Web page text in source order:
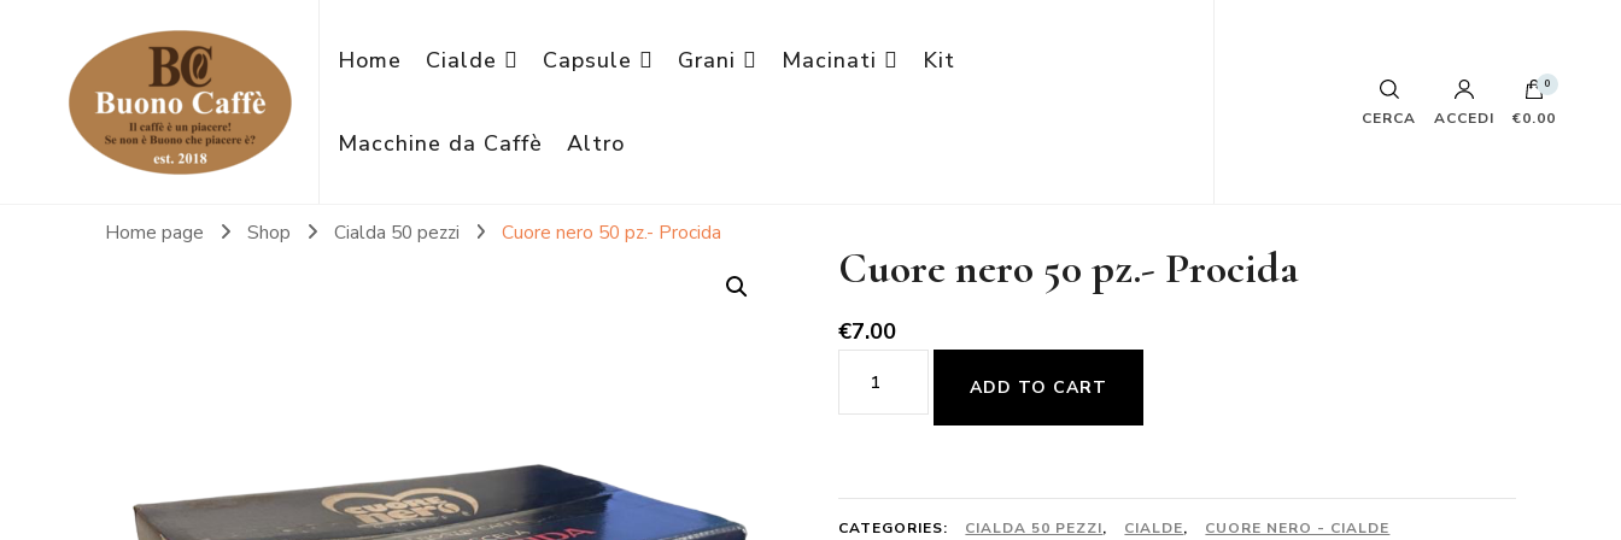
Home Cialde Capsule Grani Macinati Kit
Macchine da Caffè Altro
CERCA ACCEDI
0
€0.00
Home page Shop Cialda 50 pezzi Cuore nero 50 pz.- Procida
Cuore nero 50 pz.- Procida
€7.00
Cuore
nero
Procida
ADD TO CART
CATEGORIES: CIALDA 50 PEZZI, CIALDE, CUORE NERO - CIALDE